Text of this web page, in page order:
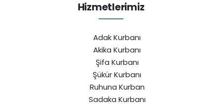
Hizmetlerimiz
Adak Kurbanı
Akika Kurbanı
Şifa Kurbanı
Şükür Kurbanı
Ruhuna Kurban
Sadaka Kurbanı